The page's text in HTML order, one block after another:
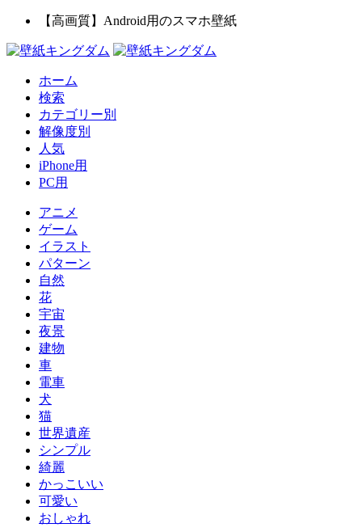
【高画質】Android用のスマホ壁紙
ホーム
検索
カテゴリー別
解像度別
人気
iPhone用
PC用
アニメ
ゲーム
イラスト
パターン
自然
花
宇宙
夜景
建物
車
電車
犬
猫
世界遺産
シンプル
綺麗
かっこいい
可愛い
おしゃれ